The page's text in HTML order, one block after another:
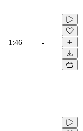
1:46 -